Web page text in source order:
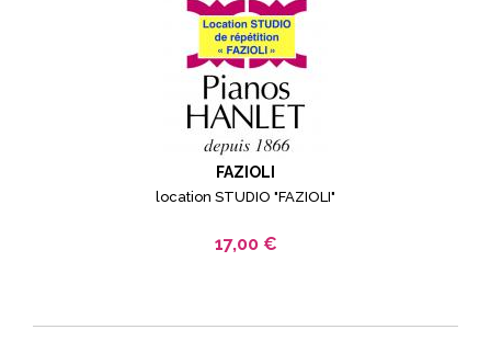
FAZIOLI
location STUDIO "FAZIOLI"
17,00 €